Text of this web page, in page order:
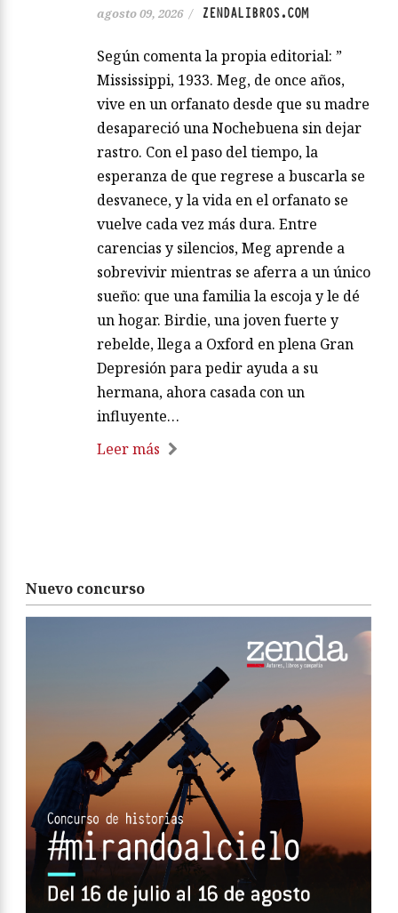
agosto 09, 2026 / ZENDALIBROS.COM
Según comenta la propia editorial: ”
Mississippi, 1933. Meg, de once años,
vive en un orfanato desde que su madre
desapareció una Nochebuena sin dejar
rastro. Con el paso del tiempo, la
esperanza de que regrese a buscarla se
desvanece, y la vida en el orfanato se
vuelve cada vez más dura. Entre
carencias y silencios, Meg aprende a
sobrevivir mientras se aferra a un único
sueño: que una familia la escoja y le dé
un hogar. Birdie, una joven fuerte y
rebelde, llega a Oxford en plena Gran
Depresión para pedir ayuda a su
hermana, ahora casada con un
influyente…
Leer más
Nuevo concurso